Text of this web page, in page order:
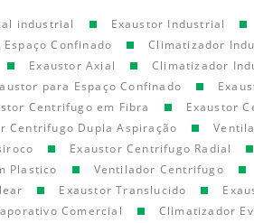
industrial Exaustor Industrial
Confinado Climatizador
Exaustor Axial Climatizador
para Espaço Confinado
Centrifugo em Fibra Exaustor
Centrifugo Dupla Aspiração
Exaustor Centrifugo Radial
Plastico Ventilador Centrifugo
Exaustor Translucido
Comercial Climatizador